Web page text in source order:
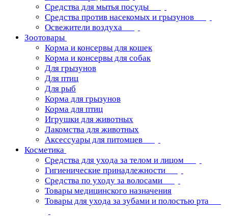
Средства для мытья посуды
Средства против насекомых и грызунов
Освежители воздуха
Зоотовары
Корма и консервы для кошек
Корма и консервы для собак
Для грызунов
Для птиц
Для рыб
Корма для грызунов
Корма для птиц
Игрушки для животных
Лакомства для животных
Аксессуары для питомцев
Косметика
Средства для ухода за телом и лицом
Гигиенические принадлежности
Средства по уходу за волосами
Товары медицинского назначения
Товары для ухода за зубами и полостью рта